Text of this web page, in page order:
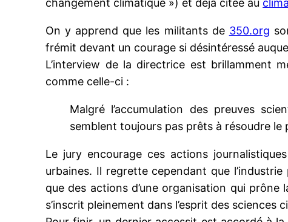
changement climatique ») et déjà citée au
On y apprend que les militants de 350.org
frémit devant un courage si désintéressé
L’interview de la directrice est brillamment
comme celle-ci :
Malgré l’accumulation des preuves
semblent toujours pas prêts à résoudre
Le jury encourage ces actions
urbaines. Il regrette cependant que
que des actions d’une organisation qui
s’inscrit pleinement dans l’esprit des